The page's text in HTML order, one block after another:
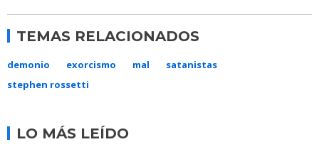
TEMAS RELACIONADOS
demonio exorcismo mal
satanistas
stephen rossetti
LO MÁS LEÍDO